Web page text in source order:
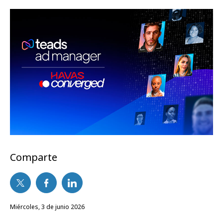
Comparte
miércoles, 3 de junio 2026